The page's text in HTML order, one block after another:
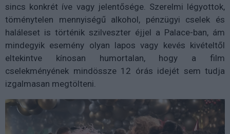
sincs konkrét íve vagy jelentősége. Szerelmi légyottok,
töménytelen mennyiségű alkohol, pénzügyi cselek és
haláleset is történik szilveszter éjjel a Palace-ban, ám
mindegyik esemény olyan lapos vagy kevés kivételtől
eltekintve kínosan humortalan, hogy a film
cselekményének mindössze 12 órás idejét sem tudja
izgalmasan megtölteni.